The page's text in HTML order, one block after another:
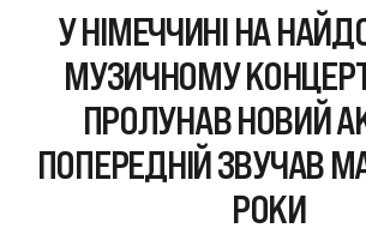
У НІМЕЧЧИНІ НА
МУЗИЧНОМУ
ПРОЛУНАВ НОВИЙ
ПОПЕРЕДНІЙ ЗВУЧАВ
РОКИ